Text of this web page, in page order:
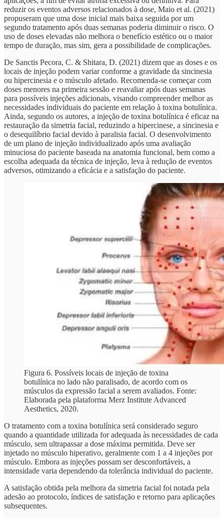
reduzir os eventos adversos relacionados à dose, Maio et al. (2021)
propuseram que uma dose inicial mais baixa seguida por um
segundo tratamento após duas semanas poderia diminuir o risco. O
uso de doses elevadas não melhora o benefício estético ou o maior
tempo de duração, mas sim, gera a possibilidade de complicações.
De Sanctis Pecora, C. & Shitara, D. (2021) dizem que as doses e os
locais de injeção podem variar conforme a gravidade da sincinesia
ou hipercinesia e o músculo afetado. Recomenda-se começar com
doses menores na primeira sessão e reavaliar após duas semanas
para possíveis injeções adicionais, visando compreender melhor as
necessidades individuais do paciente em relação à toxina botulínica.
Ainda, segundo os autores, a injeção de toxina botulínica é eficaz na
restauração da simetria facial, reduzindo a hipercinese, a sincinesia e
o desequilíbrio facial devido à paralisia facial. O desenvolvimento
de um plano de injeção individualizado após uma avaliação
minuciosa do paciente baseada na anatomia funcional, bem como a
escolha adequada da técnica de injeção, leva à redução de eventos
adversos, otimizando a eficácia e a satisfação do paciente.
Figura 6. Possíveis locais de injeção de toxina
botulínica no lado não paralisado, de acordo com os
músculos da expressão facial a serem avaliados. Fonte:
Elaborada pela plataforma Merz Institute Advanced
Aesthetics, 2020.
O tratamento com a toxina botulínica será considerado seguro
quando a quantidade utilizada for adequada às necessidades de cada
músculo, sem ultrapassar a dose máxima permitida. Deve ser
injetado no músculo hiperativo, geralmente com 1 a 4 injeções por
músculo. Embora as injeções possam ser desconfortáveis, a
intensidade varia dependendo da tolerância individual do paciente.
A satisfação obtida pela melhora da simetria facial foi notada pela
adesão ao protocolo, índices de satisfação e retorno para aplicações
subsequentes.